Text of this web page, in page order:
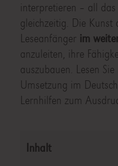
interpretieren – all
gleichzeitig. Die Kunst
Leseanfänger im
anzuleiten, ihre
auszubauen. Lesen
Umsetzung im
Lernhilfen zum
Inhalt